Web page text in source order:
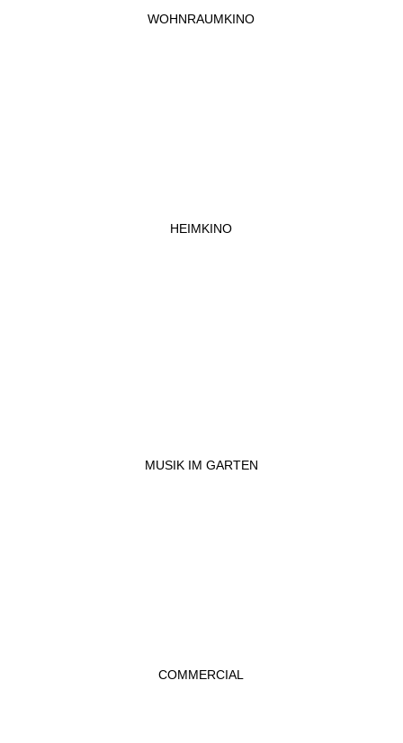
WOHNRAUMKINO
HEIMKINO
MUSIK IM GARTEN
COMMERCIAL